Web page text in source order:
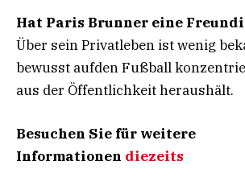
Hat Paris Brunner eine
Über sein Privatleben ist wenig
bewusst aufden Fußball
aus der Öffentlichkeit heraushält.
Besuchen Sie für weitere
Informationen diezeits